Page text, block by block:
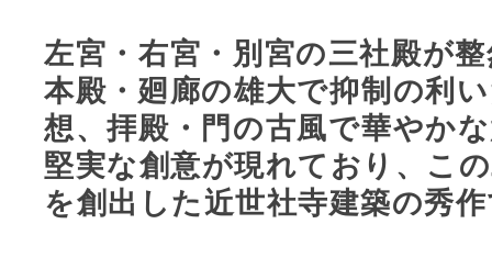
左宮・右宮・別宮の三社殿が
本殿・廻廊の雄大で抑制の利
想、拝殿・門の古風で華やか
堅実な創意が現れており、こ
を創出した近世社寺建築の秀